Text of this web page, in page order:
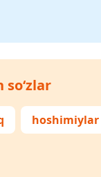
hoshimiylar